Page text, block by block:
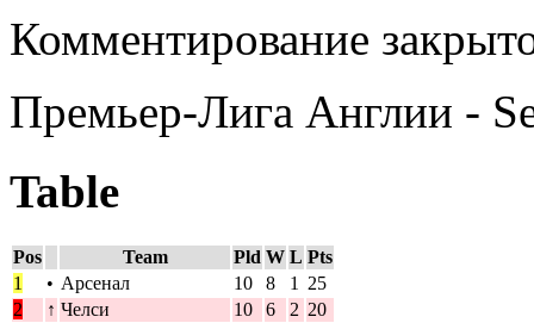
Комментирование
Премьер-Лига Англии -
Table
Pos Team Pld W L Pts
1
• Арсенал 10 8 1
25
2
↑ Челси 10 6 2 20